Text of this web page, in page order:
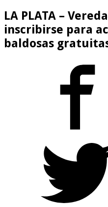
LA PLATA –
inscribirse para
baldosas